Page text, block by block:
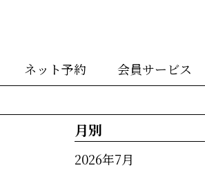
ネット予約 会員サービス
月別
2026年7月